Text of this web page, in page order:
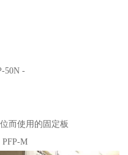
50N -
而使用的固定板
M